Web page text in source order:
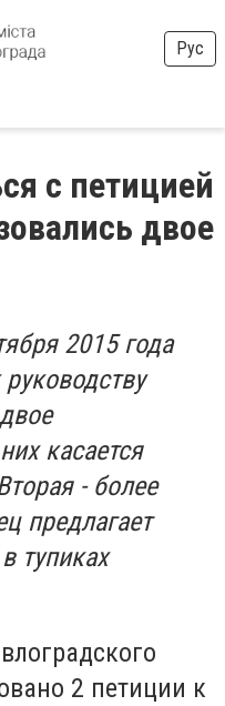
Рус
с петицией
двое
2015 года
касается
- более
предлагает
тупиках
2 петиции к